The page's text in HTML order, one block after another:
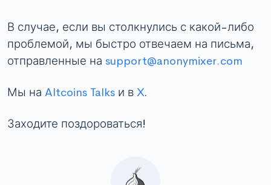
В случае, если вы столкнулись с какой-либо
проблемой, мы быстро отвечаем на письма,
отправленные на support@anonymixer.com
Мы на Altcoins Talks и в X.
Заходите поздороваться!